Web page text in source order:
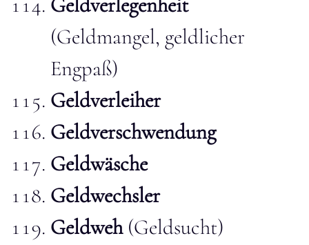
(Geldmangel, geldlicher
Engpaß)
Geldverleiher
Geldverschwendung
Geldwäsche
Geldwechsler
Geldweh(Geldsucht)